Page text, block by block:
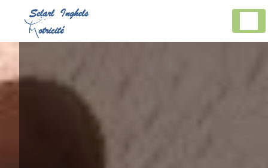
Panneau de gestion des cookies